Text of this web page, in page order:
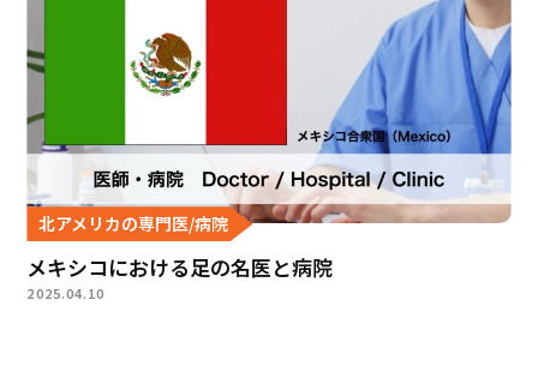
北アメリカの専門医/病院
メキシコにおける足の名医と病院
2025.04.10